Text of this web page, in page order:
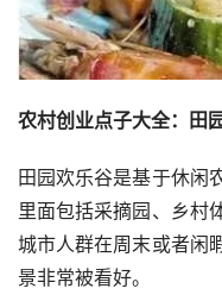
农村创业点子大全：田
田园欢乐谷是基于休闲
里面包括采摘园、乡村
城市人群在周末或者闲
景非常被看好。